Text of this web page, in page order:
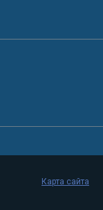
Карта сайта